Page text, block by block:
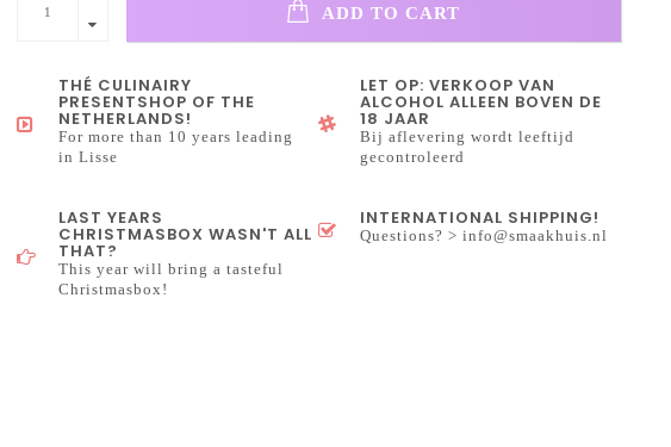
ADD TO CART
THÉ CULINAIRY
PRESENTSHOP OF THE
NETHERLANDS!
For more than 10 years leading
in Lisse
LET OP: VERKOOP VAN
ALCOHOL ALLEEN BOVEN DE
18 JAAR
Bij aflevering wordt leeftijd
gecontroleerd
LAST YEARS
CHRISTMASBOX WASN'T ALL
THAT?
This year will bring a tasteful
Christmasbox!
INTERNATIONAL SHIPPING!
Questions? >info@smaakhuis.nl